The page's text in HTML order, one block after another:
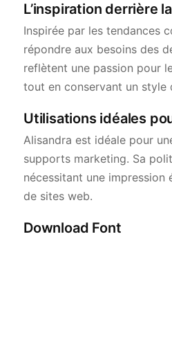
L’inspiration derrière
Inspirée par les tendances
répondre aux besoins des
reflètent une passion pour
tout en conservant un style
Utilisations idéales
Alisandra est idéale pour
supports marketing. Sa
nécessitant une impression
de sites web.
Download Font